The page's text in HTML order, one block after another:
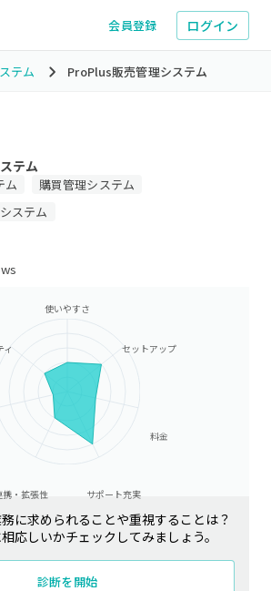
会員登録 ログイン
テム ProPlus販売管理システム
テム
ム
購買管理システム
ステム
使いやすさ
セットアップ
料金
サポート充実
携・拡張性
ィ
に求められることや重視することは？
応しいかチェックしてみましょう。
診断を開始